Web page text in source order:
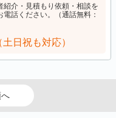
介・見積もり依頼・相談を
話ください。（通話無料：
日祝も対応）